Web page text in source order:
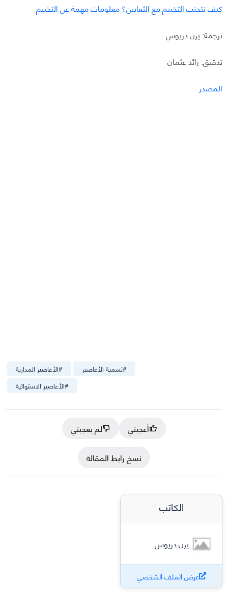
كيف نتجنب التخييم مع الثعابين؟ معلومات مهمة عن التخييم
ترجمة: يزن دريوس
تدقيق: رائد عثمان
المصدر
#الأعاصير المدارية #تسمية الأعاصير
#الأعاصير الاستوائية
أعجبني
لم يعجبني
نسخ رابط المقالة
الكاتب
يزن دريوس
عرض الملف الشخصي